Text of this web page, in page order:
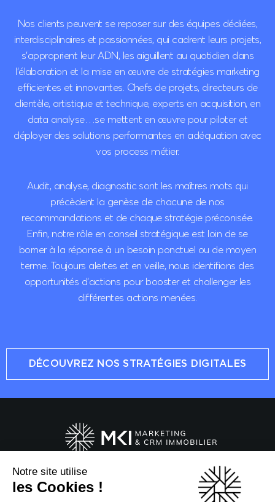
Nos clients peuvent se reposer sur des équipes dédiées,
interdisciplinaires et passionnées, qui cadrent leurs projets,
s’approprient leur ADN, les aiguillent au quotidien dans
l’élaboration et la mise en œuvre de stratégies marketing
efficientes et innovantes. Chefs de projets, directeurs de
clientèle, artistique et technique, experts en acquisition, en
data analyse…se mettent en œuvre pour piloter et
déployer des solutions performantes en adéquation avec
vos process métier.
Audit, analyse, diagnostic sont les maîtres mots qui
précèdent la genèse de chacune de nos
recommandations et de chaque stratégie préconisée.
Enfin, notre rôle en conseil stratégique est loin de se
borner à la réponse à un besoin ponctuel ou de moyen
terme. Toujours alertes et en veille, nous identifions des
opportunités d’actions pour booster et challenger les
différentes actions menées.
DÉCOUVREZ NOS STRATÉGIES DIGITALES
92200 Neuilly-sur-Seine
Notre site utilise
les Cookies !